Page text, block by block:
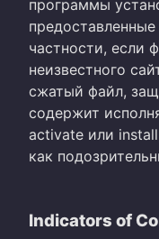
программы
частности, если
неизвестного
сжатый файл,
содержит
activate или
как
Indicators of